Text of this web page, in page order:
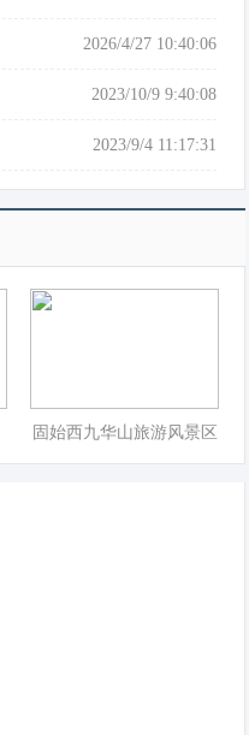
2026/4/27 10:40:06
2023/10/9 9:40:08
2023/9/4 11:17:31
固始西九华山旅游风景区